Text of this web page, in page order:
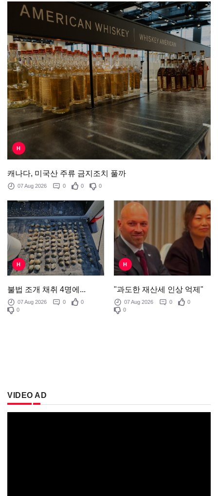
H
캐나다, 미국산 주류 금지조치 풀까
07 Aug 2026 0 0 0
H
불법 조개 채취 4명에...
07 Aug 2026 0
0
0
H
"과도한 재산세 인상 억제"
07 Aug 2026 0
0
0
VIDEO AD